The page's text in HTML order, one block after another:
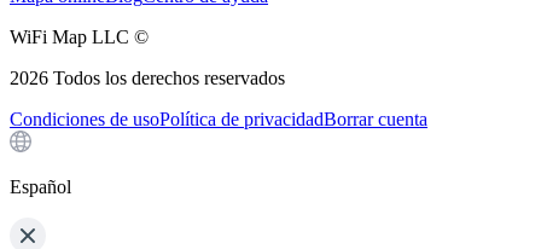
WiFi Map LLC ©
2026 Todos los derechos reservados
Condiciones de usoPolítica de privacidadBorrar cuenta
Español